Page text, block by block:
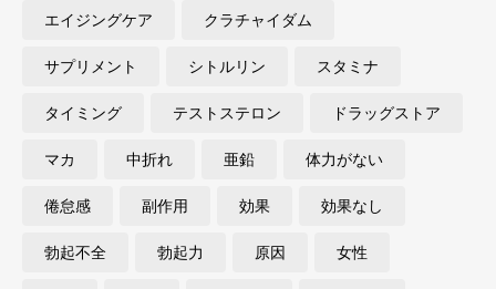
エイジングケア クラチャイダム
サプリメント シトルリン スタミナ
タイミング テストステロン ドラッグストア
マカ 中折れ 亜鉛 体力がない
倦怠感 副作用 効果 効果なし
勃起不全 勃起力 原因 女性